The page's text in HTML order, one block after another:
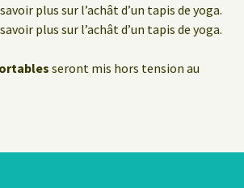
plus sur l’achât d’un tapis de yoga.
plus sur l’achât d’un tapis de yoga.
seront mis hors tension au